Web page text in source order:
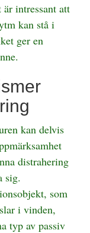
intressant att
kan stå i
ger en
kan delvis
distrahering
sig.
som
i vinden,
typ av passiv